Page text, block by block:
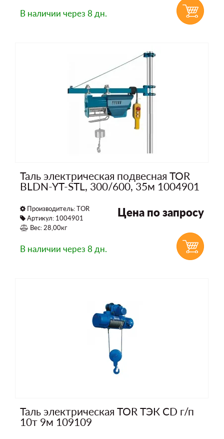
В наличии через 8 дн.
Таль электрическая подвесная TOR
BLDN-YT-STL, 300/600, 35м 1004901
Производитель:TOR
Артикул: 1004901
Вес: 28,00кг
Цена по запросу
В наличии через 8 дн.
Таль электрическая TOR ТЭК CD г/п
10т 9м 109109